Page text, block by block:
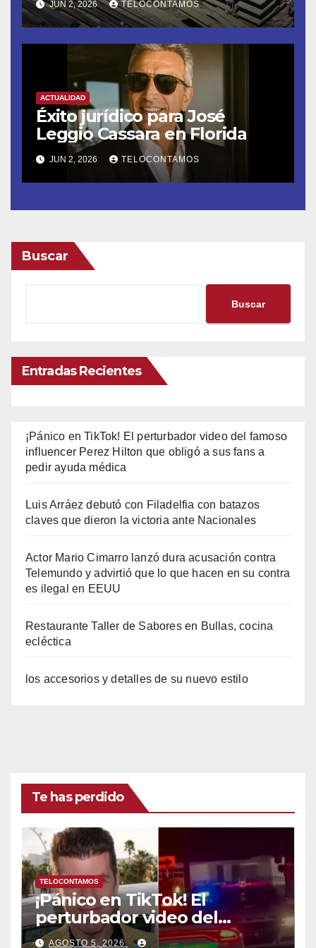
revoluciona eficiencia en
proyectos modernos
JUN 2, 2026 TELOCONTAMOS
ACTUALIDAD
Éxito jurídico para José
Leggio Cassara en Florida
JUN 2, 2026 TELOCONTAMOS
Buscar
Buscar
Entradas Recientes
¡Pánico en TikTok! El perturbador video del famoso
influencer Perez Hilton que obligó a sus fans a
pedir ayuda médica
Luis Arráez debutó con Filadelfia con batazos
claves que dieron la victoria ante Nacionales
Actor Mario Cimarro lanzó dura acusación contra
Telemundo y advirtió que lo que hacen en su contra
es ilegal en EEUU
Restaurante Taller de Sabores en Bullas, cocina
ecléctica
los accesorios y detalles de su nuevo estilo
Te has perdido
TELOCONTAMOS
¡Pánico en TikTok! El
perturbador video del
famoso influencer Perez
AGOSTO 5, 2026